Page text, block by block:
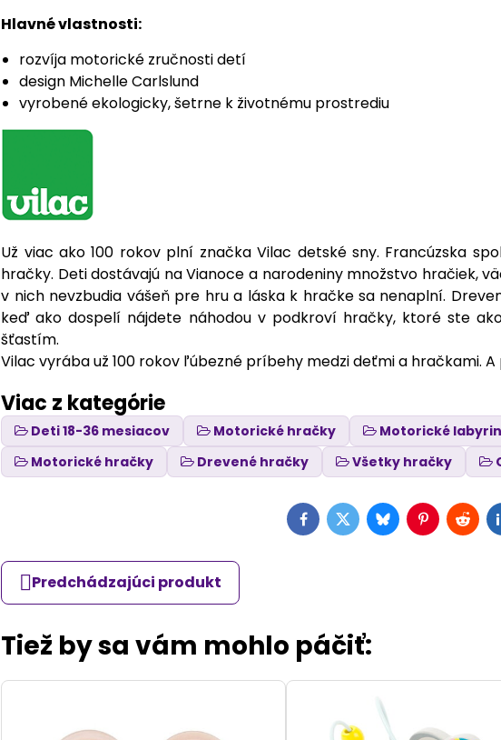
Hlavné vlastnosti:
rozvíja motorické zručnosti detí
design Michelle Carlslund
vyrobené ekologicky, šetrne k životnému prostrediu
Už viac ako 100 rokov plní značka Vilac detské sny. Francúzska
hračky. Deti dostávajú na Vianoce a narodeniny množstvo hračiek,
v nich nevzbudia vášeň pre hru a láska k hračke sa nenaplní.
keď ako dospelí nájdete náhodou v podkroví hračky, ktoré ste
šťastím.
Vilac vyrába už 100 rokov ľúbezné príbehy medzi deťmi a hračkami.
Viac z kategórie
Deti 18-36 mesiacov Motorické hračky Motorické
Motorické hračky
Drevené hračky Všetky hračky
Facebook
TwitterBlueskyPinterest
Predchádzajúci produkt
Tiež by sa vám mohlo páčiť: